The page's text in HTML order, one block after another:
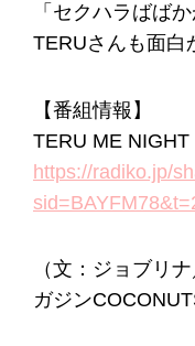
「セクハラばば
TERUさんも面白
【番組情報】
TERU ME NIGHT
https://radiko.jp/
（文：ジョブリ
ガジン